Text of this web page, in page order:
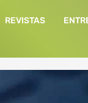
REVISTAS